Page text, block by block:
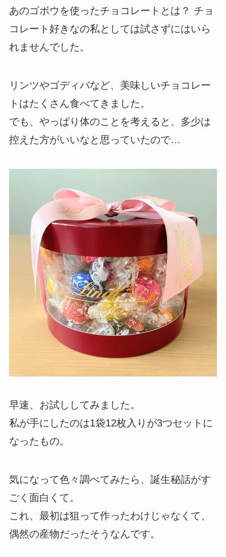
あのゴボウを使ったチョコレートとは？ チョ
コレート好きなの私としては試さずにはいら
れませんでした。
リンツやゴディバなど、美味しいチョコレー
トはたくさん食べてきました。
でも、やっぱり体のことを考えると、多少は
控えた方がいいなと思っていたので…
早速、お試ししてみました。
私が手にしたのは1袋12枚入りが3つセットに
なったもの。
気になって色々調べてみたら、誕生秘話がす
ごく面白くて。
これ、最初は狙って作ったわけじゃなくて、
偶然の産物だったそうなんです。